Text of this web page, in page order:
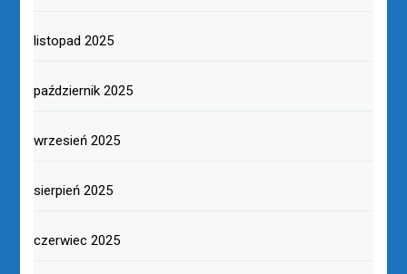
listopad 2025
październik 2025
wrzesień 2025
sierpień 2025
czerwiec 2025